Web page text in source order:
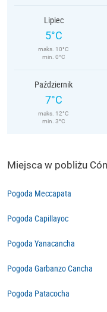
Lipiec
5°C
maks. 10°C
min. 0°C
Październik
7°C
maks. 12°C
min. 3°C
Miejsca w pobliżu
Pogoda Meccapata
Pogoda Capillayoc
Pogoda Yanacancha
Pogoda Garbanzo Cancha
Pogoda Patacocha